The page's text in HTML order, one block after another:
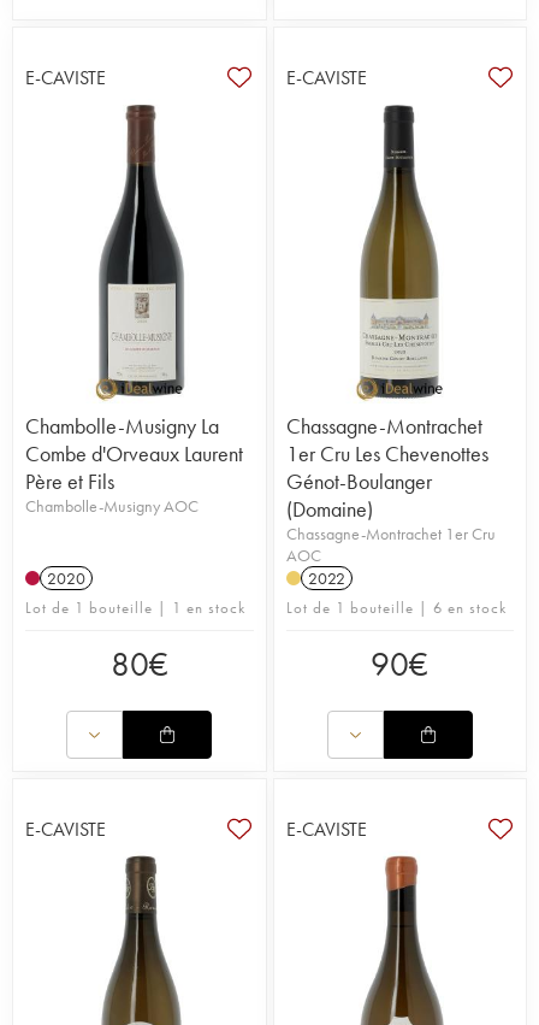
E-CAVISTE
Chambolle-Musigny La
Combe d'Orveaux Laurent
Père et Fils
Chambolle-Musigny AOC
2020
Lot de 1 bouteille | 1 en stock
80€
E-CAVISTE
Chassagne-Montrachet
1er Cru Les Chevenottes
Génot-Boulanger
(Domaine)
Chassagne-Montrachet 1er Cru
AOC
2022
Lot de 1 bouteille | 6 en stock
90€
E-CAVISTE E-CAVISTE